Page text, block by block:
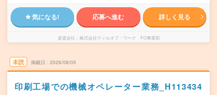
気になる! 応募へ進む 詳しく見る
派遣会社 株式会社ウィルオブ・ワーク FO事業部
未読 掲載日 2026/08/05
印刷工場での機械オペレーター業務_H113434